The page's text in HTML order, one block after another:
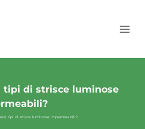
tipi di strisce luminose
tipi di strisce luminose impermeabili?